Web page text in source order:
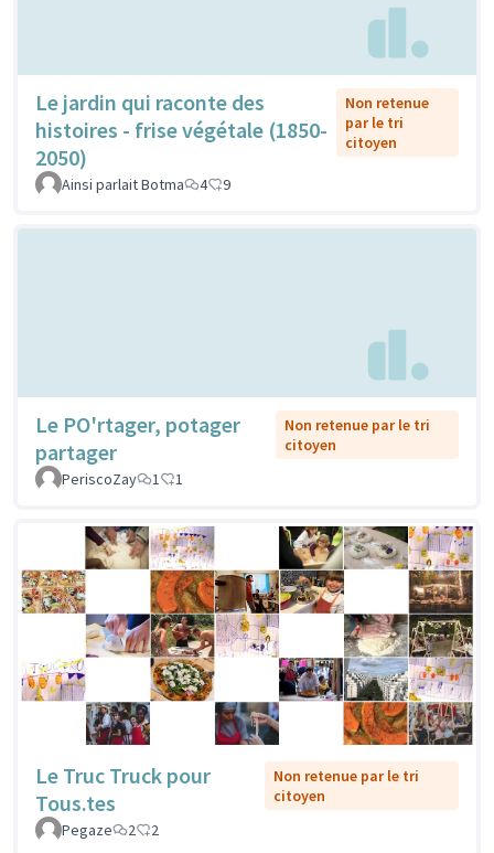
Le jardin qui raconte des
histoires - frise végétale (1850-
2050)
Non retenue
par le tri
citoyen
Ainsi parlait Botma 4 9
Le PO'rtager, potager
partager
Non retenue par le tri
citoyen
PeriscoZay
1 1
Le Truc Truck pour
Tous.tes
Non retenue par le tri
citoyen
Pegaze
2 2